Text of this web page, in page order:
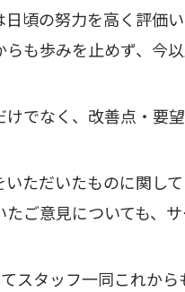
頃の努力を高く評価
らも歩みを止めず、今
でなく、改善点・要
ただいたものに関し
ご意見についても、
スタッフ一同これから